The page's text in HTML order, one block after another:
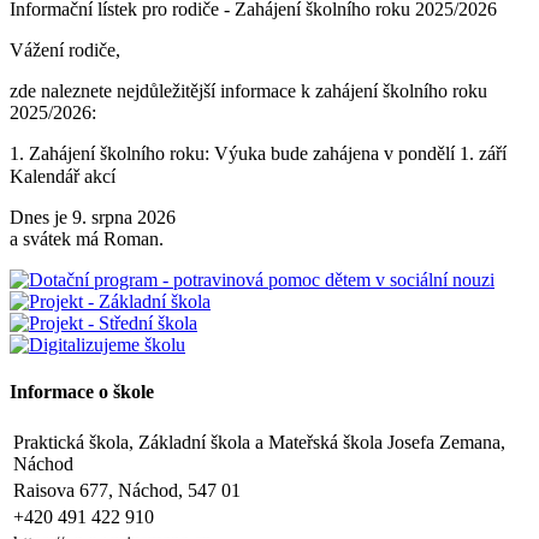
Informační lístek pro rodiče - Zahájení školního roku 2025/2026
Vážení rodiče,
zde naleznete nejdůležitější informace k zahájení školního roku
2025/2026:
1. Zahájení školního roku: Výuka bude zahájena v pondělí 1. září
2025. Tento den končí po 1. vyučovací hodině. Provoz školní
2. Výuka: Od úterý 2. září 2025 bude probíhat výuka denně od 8:00
3. Dohled: Od 11:25 do 12:30 bude zajištěn dohled nad žáky, kteří
půjdou na oběd nebo jsou přihlášeni do školní družiny.
hodin (pro žáky se schválenou přihláškou do ŠD).
projektu zapojeni, předloží škole platné potvrzení z Úřadu práce o
pobírání dávek hmotné nouze. Tito zákonní zástupci budou dne 2.
září 2025 kontaktováni vedením školy s podrobnějšími informacemi.
Kalendář akcí
Dnes je 9. srpna 2026
a svátek má Roman.
Informace o škole
Praktická škola, Základní škola a Mateřská škola Josefa Zemana,
Náchod
Raisova 677, Náchod, 547 01
+420 491 422 910